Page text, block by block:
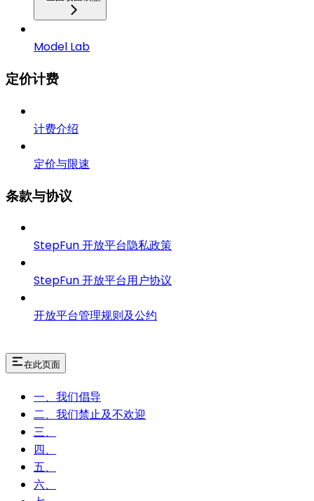
Model Lab
定价计费
计费介绍
定价与限速
条款与协议
StepFun 开放平台隐私政策
StepFun 开放平台用户协议
开放平台管理规则及公约
在此页面
一、我们倡导
二、我们禁止及不欢迎
三、
四、
五、
六、